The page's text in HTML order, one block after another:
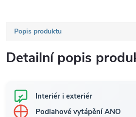
Popis produktu
Detailní popis
Interiér i exteriér
Podlahové vytápění ANO